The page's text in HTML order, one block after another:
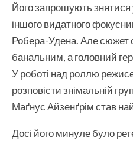
Його запрошують знятися
іншого видатного
Робера-Удена. Але сюжет
банальним, а головний
У роботі над роллю
розповісти знімальній
Маґнус Айзенґрім став
Досі його минуле було